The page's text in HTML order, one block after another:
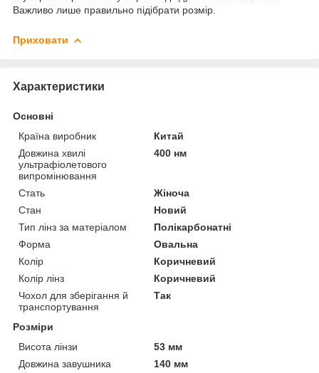
Важливо лише правильно підібрати розмір.
Приховати
Характеристики
Основні
Країна виробник
Китай
Довжина хвилі
ультрафіолетового
випромінювання
400 нм
Стать
Жіноча
Стан
Новий
Тип лінз за матеріалом
Полікарбонатні
Форма
Овальна
Колір
Коричневий
Колір лінз
Коричневий
Чохол для зберігання й
транспортування
Так
Розміри
Висота лінзи
53 мм
Довжина завушника
140 мм